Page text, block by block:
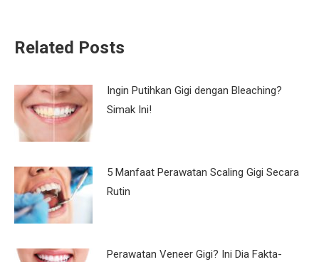
Related Posts
Ingin Putihkan Gigi dengan Bleaching?
Simak Ini!
5 Manfaat Perawatan Scaling Gigi Secara
Rutin
Perawatan Veneer Gigi? Ini Dia Fakta-